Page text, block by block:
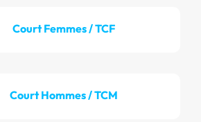
Court Femmes / TCF
Court Hommes / TCM